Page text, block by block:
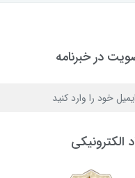
در خبرنامه
الکترونیکی